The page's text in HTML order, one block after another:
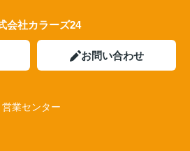
会社カラーズ24
お問い合わせ
業センター